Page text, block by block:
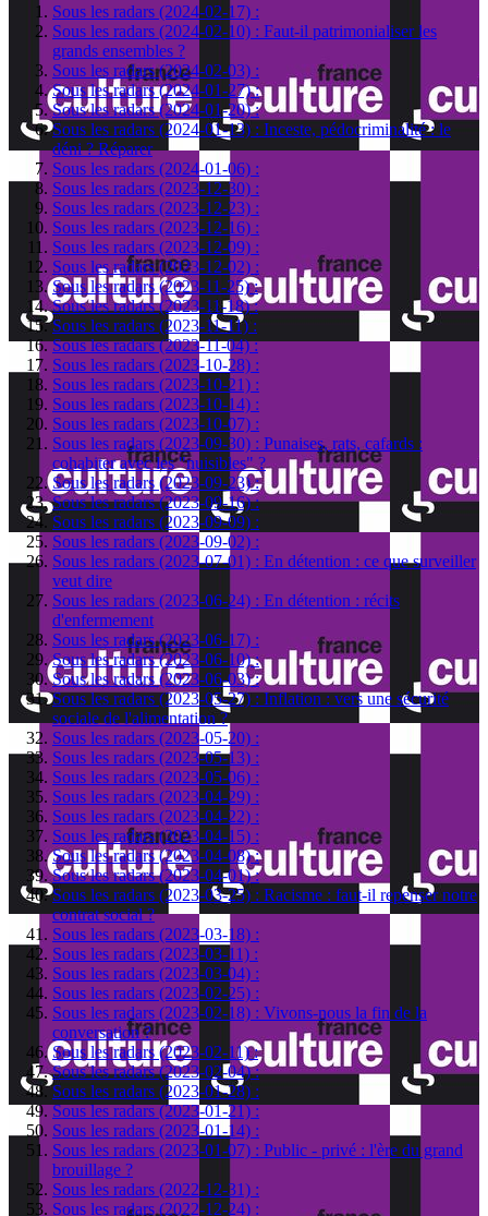
Sous les radars (2024-02-17) :
Sous les radars (2024-02-10) : Faut-il patrimonialiser les
grands ensembles ?
Sous les radars (2024-02-03) :
Sous les radars (2024-01-27) :
Sous les radars (2024-01-20) :
Sous les radars (2024-01-13) : Inceste, pédocriminalité : le
déni ? Réparer
Sous les radars (2024-01-06) :
Sous les radars (2023-12-30) :
Sous les radars (2023-12-23) :
Sous les radars (2023-12-16) :
Sous les radars (2023-12-09) :
Sous les radars (2023-12-02) :
Sous les radars (2023-11-25) :
Sous les radars (2023-11-18) :
Sous les radars (2023-11-11) :
Sous les radars (2023-11-04) :
Sous les radars (2023-10-28) :
Sous les radars (2023-10-21) :
Sous les radars (2023-10-14) :
Sous les radars (2023-10-07) :
Sous les radars (2023-09-30) : Punaises, rats, cafards :
cohabiter avec les "nuisibles" ?
Sous les radars (2023-09-23) :
Sous les radars (2023-09-16) :
Sous les radars (2023-09-09) :
Sous les radars (2023-09-02) :
Sous les radars (2023-07-01) : En détention : ce que surveiller
veut dire
Sous les radars (2023-06-24) : En détention : récits
d'enfermement
Sous les radars (2023-06-17) :
Sous les radars (2023-06-10) :
Sous les radars (2023-06-03) :
Sous les radars (2023-05-27) : Inflation : vers une sécurité
sociale de l'alimentation ?
Sous les radars (2023-05-20) :
Sous les radars (2023-05-13) :
Sous les radars (2023-05-06) :
Sous les radars (2023-04-29) :
Sous les radars (2023-04-22) :
Sous les radars (2023-04-15) :
Sous les radars (2023-04-08) :
Sous les radars (2023-04-01) :
Sous les radars (2023-03-25) : Racisme : faut-il repenser notre
contrat social ?
Sous les radars (2023-03-18) :
Sous les radars (2023-03-11) :
Sous les radars (2023-03-04) :
Sous les radars (2023-02-25) :
Sous les radars (2023-02-18) : Vivons-nous la fin de la
conversation ?
Sous les radars (2023-02-11) :
Sous les radars (2023-02-04) :
Sous les radars (2023-01-28) :
Sous les radars (2023-01-21) :
Sous les radars (2023-01-14) :
Sous les radars (2023-01-07) : Public - privé : l'ère du grand
brouillage ?
Sous les radars (2022-12-31) :
Sous les radars (2022-12-24) :